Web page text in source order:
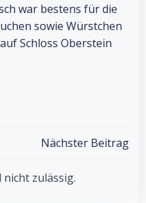
war bestens für die
sowie Würstchen
Schloss Oberstein
PostNächster Beitrag
zulässig.